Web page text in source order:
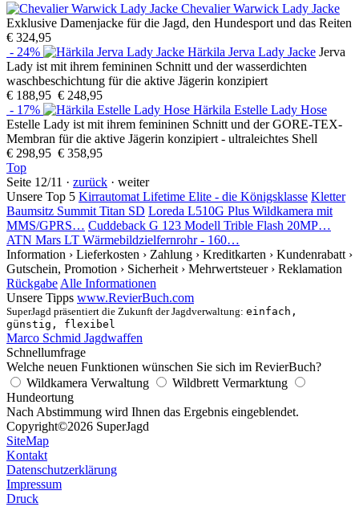
Chevalier Warwick Lady Jacke
Exklusive Damenjacke für die Jagd, den Hundesport und das Reiten
€ 324,95
- 24%
Härkila Jerva Lady Jacke Jerva
Lady ist mit ihrem femininen Schnitt und der wasserdichten
waschbeschichtung für die aktive Jägerin konzipiert
€ 188,95 € 248,95
- 17%
Härkila Estelle Lady Hose
Estelle Lady ist mit ihrem femininen Schnitt und der GORE-TEX-
Membran für die aktive Jägerin konzipiert - ultraleichtes Shell
€ 298,95 € 358,95
Top
Seite 12/11 · zurück · weiter
Unsere Top 5 Kirrautomat Lifetime Elite - die Königsklasse Kletter
Baumsitz Summit Titan SD Loreda L510G Plus Wildkamera mit
MMS/GPRS… Cuddeback G 123 Modell Trible Flash 20MP…
ATN Mars LT Wärmebildzielfernrohr - 160…
Information › Lieferkosten › Zahlung › Kreditkarten › Kundenrabatt ›
Gutschein, Promotion › Sicherheit › Mehrwertsteuer › Reklamation
Rückgabe Alle Informationen
Unsere Tipps www.RevierBuch.com
SuperJagd präsentiert die Zukunft der Jagdverwaltung: einfach,
günstig, flexibel
Marco Schmid Jagdwaffen
Schnellumfrage
Welche neuen Funktionen wünschen Sie sich im RevierBuch?
Wildkamera Verwaltung
Wildbrett Vermarktung
Hundeortung
Nach Abstimmung wird Ihnen das Ergebnis eingeblendet.
Copyright©2026 SuperJagd
SiteMap
Kontakt
Datenschutzerklärung
Impressum
Druck